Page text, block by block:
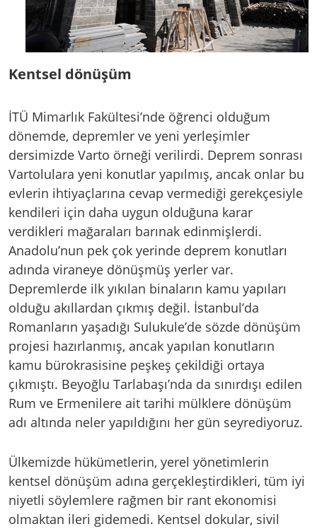
Kentsel dönüşüm
İTÜ Mimarlık Fakültesi’nde öğrenci olduğum
dönemde, depremler ve yeni yerleşimler
dersimizde Varto örneği verilirdi. Deprem sonrası
Vartolulara yeni konutlar yapılmış, ancak onlar bu
evlerin ihtiyaçlarına cevap vermediği gerekçesiyle
kendileri için daha uygun olduğuna karar
verdikleri mağaraları barınak edinmişlerdi.
Anadolu’nun pek çok yerinde deprem konutları
adında viraneye dönüşmüş yerler var.
Depremlerde ilk yıkılan binaların kamu yapıları
olduğu akıllardan çıkmış değil. İstanbul’da
Romanların yaşadığı Sulukule’de sözde dönüşüm
projesi hazırlanmış, ancak yapılan konutların
kamu bürokrasisine peşkeş çekildiği ortaya
çıkmıştı. Beyoğlu Tarlabaşı’nda da sınırdışı edilen
Rum ve Ermenilere ait tarihi mülklere dönüşüm
adı altında neler yapıldığını her gün seyrediyoruz.
Ülkemizde hükümetlerin, yerel yönetimlerin
kentsel dönüşüm adına gerçekleştirdikleri, tüm iyi
niyetli söylemlere rağmen bir rant ekonomisi
olmaktan ileri gidemedi. Kentsel dokular, sivil